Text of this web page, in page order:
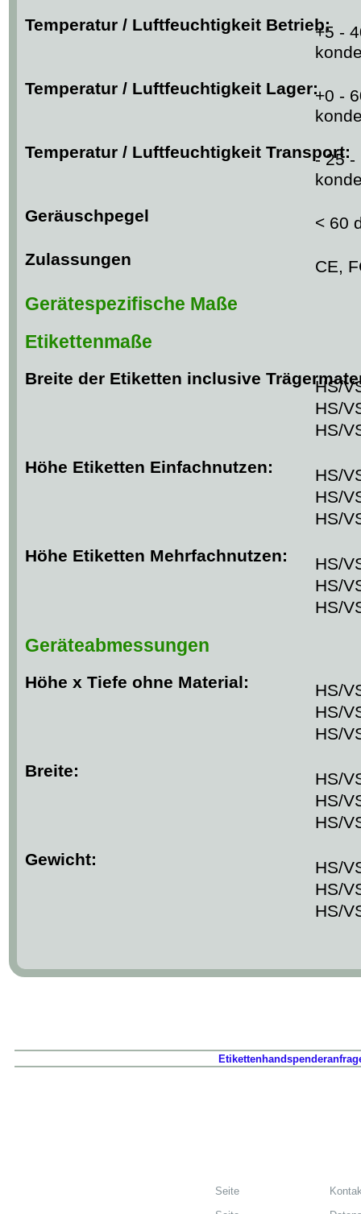
Temperatur / Luftfeuchtigkeit Betrieb:+5 -
Temperatur / Luftfeuchtigkeit Lager:+0 -
Temperatur / Luftfeuchtigkeit Transport:
- 25 -
Geräuschpegel
< 60
Zulassungen
CE,
Gerätespezifische Maße
Etikettenmaße
Breite der Etiketten inclusive
HS/
HS/
HS/
Höhe Etiketten Einfachnutzen:
HS/
HS/
HS/
Höhe Etiketten Mehrfachnutzen:
HS/
HS/
HS/
Geräteabmessungen
Höhe x Tiefe ohne Material:
HS/
HS/
HS/
Breite:
HS/
HS/
HS/
Gewicht:
HS/
HS/
HS/
Seite